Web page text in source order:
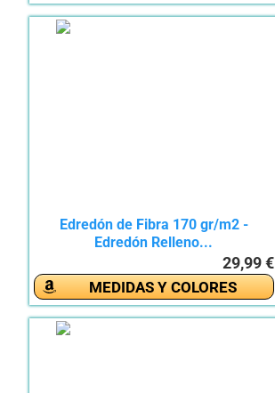
Edredón de Fibra 170 gr/m2 -
Edredón Relleno...
29,99 €
MEDIDAS Y COLORES